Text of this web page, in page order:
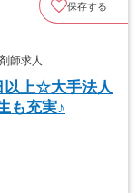
保存する
師求人
以上☆大手法人
も充実♪